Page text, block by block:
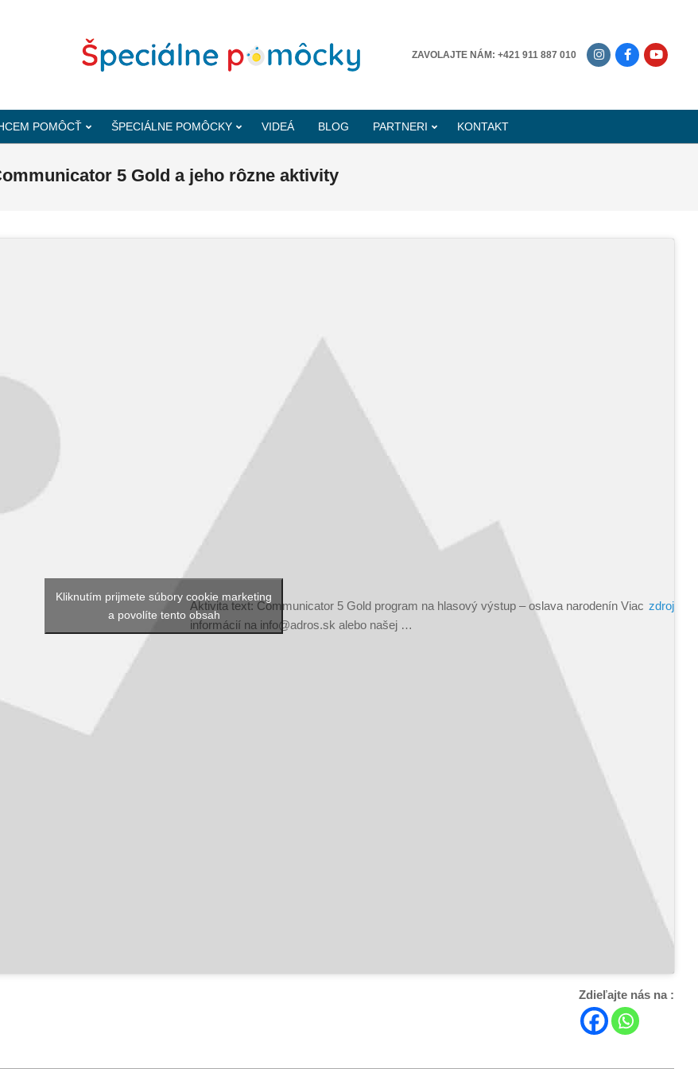
ZAVOLAJTE NÁM: +421 911 887 010
POMÔCŤ ŠPECIÁLNE POMÔCKY VIDEÁ BLOG PARTNERI KONTAKT
5 Gold a jeho rôzne aktivity
Aktivita text: Communicator 5 Gold program na hlasový výstup – oslava narodenín Viac
informácií na info@adros.sk alebo našej …
zdroj
Kliknutím prijmete súbory cookie marketing
a povolíte tento obsah
Zdieľajte nás na :